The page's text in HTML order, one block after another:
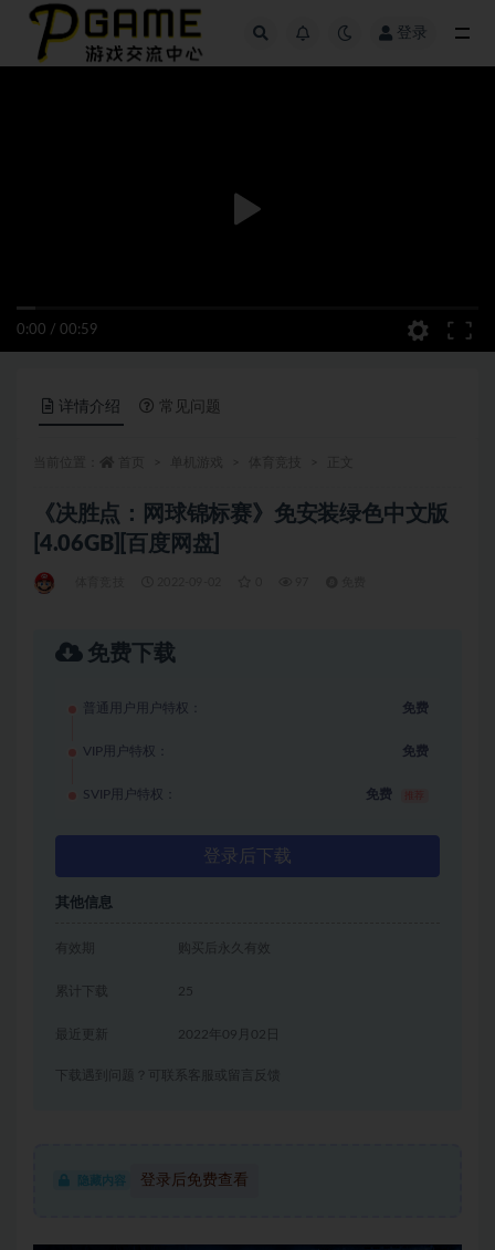
登录
0:00 / 00:59
详情介绍 常见问题
《决胜点：网球锦标赛》免安装绿色中文版
[4.06GB][百度网盘]
免费下载
普通用户用户特权： 免费
VIP用户特权： 免费
SVIP用户特权： 免费
登录后下载
其他信息
有效期 购买后永久有效
累计下载 25
2022年09月02日
下载遇到问题？可联系客服或留言反馈
隐藏内容 登录后免费查看
全部